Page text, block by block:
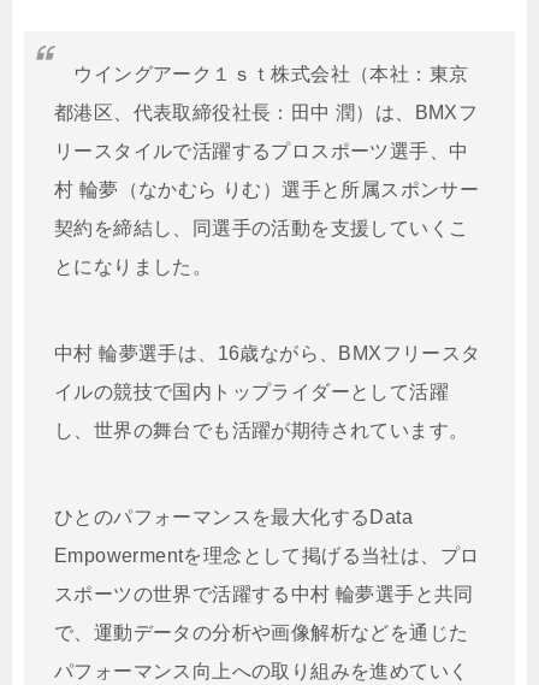
ウイングアーク１ｓｔ株式会社（本社：東京
都港区、代表取締役社長：田中 潤）は、BMXフ
リースタイルで活躍するプロスポーツ選手、中
村 輪夢（なかむら りむ）選手と所属スポンサー
契約を締結し、同選手の活動を支援していくこ
とになりました。
中村 輪夢選手は、16歳ながら、BMXフリースタ
イルの競技で国内トップライダーとして活躍
し、世界の舞台でも活躍が期待されています。
ひとのパフォーマンスを最大化するData
Empowermentを理念として掲げる当社は、プロ
スポーツの世界で活躍する中村 輪夢選手と共同
で、運動データの分析や画像解析などを通じた
パフォーマンス向上への取り組みを進めていく